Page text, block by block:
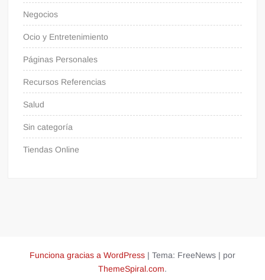
Negocios
Ocio y Entretenimiento
Páginas Personales
Recursos Referencias
Salud
Sin categoría
Tiendas Online
Funciona gracias a WordPress | Tema: FreeNews | por
ThemeSpiral.com.